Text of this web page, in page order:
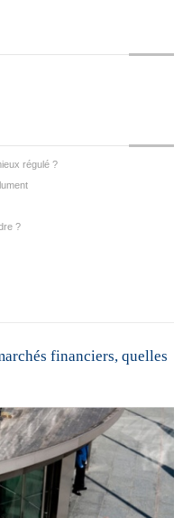
régulé ?
?
financiers, quelles